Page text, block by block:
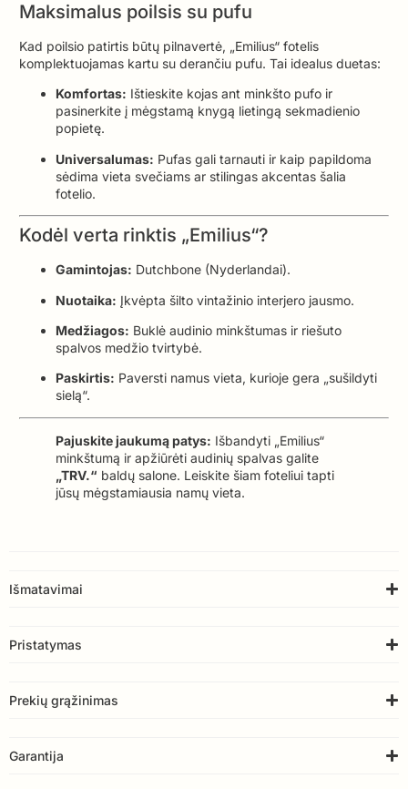
Maksimalus poilsis su pufu
Kad poilsio patirtis būtų pilnavertė, „Emilius“ fotelis
komplektuojamas kartu su derančiu pufu. Tai idealus duetas:
Komfortas: Ištieskite kojas ant minkšto pufo ir
pasinerkite į mėgstamą knygą lietingą sekmadienio
popietę.
Universalumas: Pufas gali tarnauti ir kaip papildoma
sėdima vieta svečiams ar stilingas akcentas šalia
fotelio.
Kodėl verta rinktis „Emilius“?
Gamintojas: Dutchbone (Nyderlandai).
Nuotaika: Įkvėpta šilto vintažinio interjero jausmo.
Medžiagos: Buklė audinio minkštumas ir riešuto
spalvos medžio tvirtybė.
Paskirtis: Paversti namus vieta, kurioje gera „sušildyti
sielą“.
Pajuskite jaukumą patys: Išbandyti „Emilius“
minkštumą ir apžiūrėti audinių spalvas galite
„TRV.“ baldų salone. Leiskite šiam foteliui tapti
jūsų mėgstamiausia namų vieta.
Išmatavimai
Pristatymas
Prekių grąžinimas
Garantija